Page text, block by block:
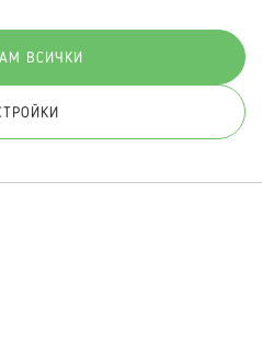
Всички права запазени
ВСИЧКИ